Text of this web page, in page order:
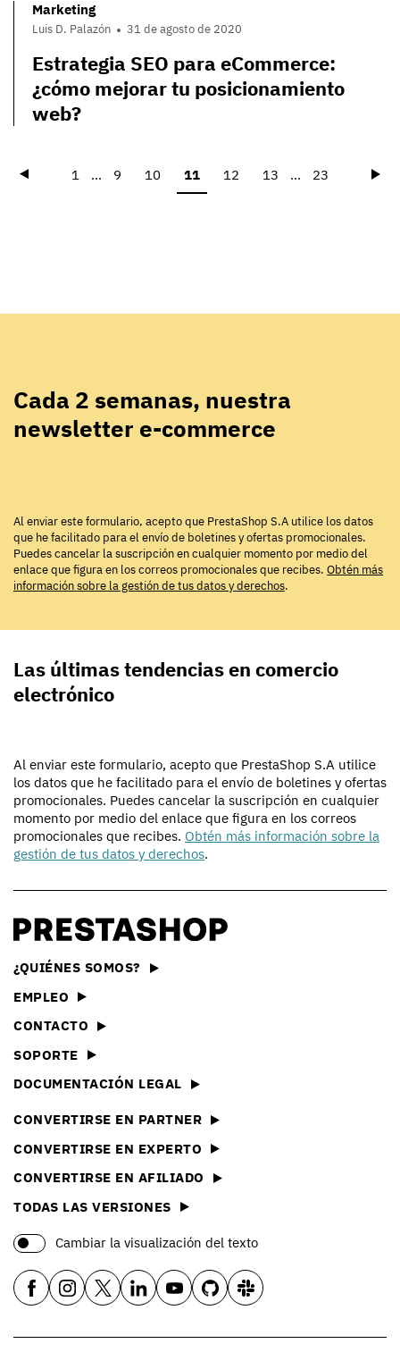
Marketing
Luis D. Palazón 31 de agosto de 2020
Estrategia SEO para eCommerce:
¿cómo mejorar tu posicionamiento
web?
Précédent
1 ... 9 10 11 12 13 ... 23
Cada 2 semanas, nuestra
newsletter e-commerce
Al enviar este formulario, acepto que PrestaShop S.A utilice los datos
que he facilitado para el envío de boletines y ofertas promocionales.
Puedes cancelar la suscripción en cualquier momento por medio del
enlace que figura en los correos promocionales que recibes. Obtén más
información sobre la gestión de tus datos y derechos.
Las últimas tendencias en comercio
electrónico
Al enviar este formulario, acepto que PrestaShop S.A utilice
los datos que he facilitado para el envío de boletines y ofertas
promocionales. Puedes cancelar la suscripción en cualquier
momento por medio del enlace que figura en los correos
promocionales que recibes. Obtén más información sobre la
gestión de tus datos y derechos.
¿QUIÉNES SOMOS?
EMPLEO
CONTACTO
SOPORTE
DOCUMENTACIÓN LEGAL
CONVERTIRSE EN PARTNER
CONVERTIRSE EN EXPERTO
CONVERTIRSE EN AFILIADO
TODAS LAS VERSIONES
Cambiar la visualización del texto